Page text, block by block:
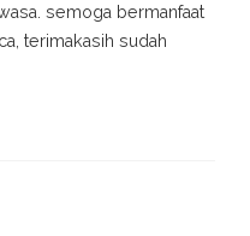
semoga bermanfaat
terimakasih sudah